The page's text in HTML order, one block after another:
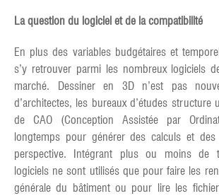
La question du logiciel et de la compatibilité
En plus des variables budgétaires et
s’y retrouver parmi les nombreux logiciels
marché. Dessiner en 3D n’est pas
d’architectes, les bureaux d’études structure
de CAO (Conception Assistée par
longtemps pour générer des calculs et
perspective. Intégrant plus ou moins de
logiciels ne sont utilisés que pour faire les
générale du bâtiment ou pour lire les